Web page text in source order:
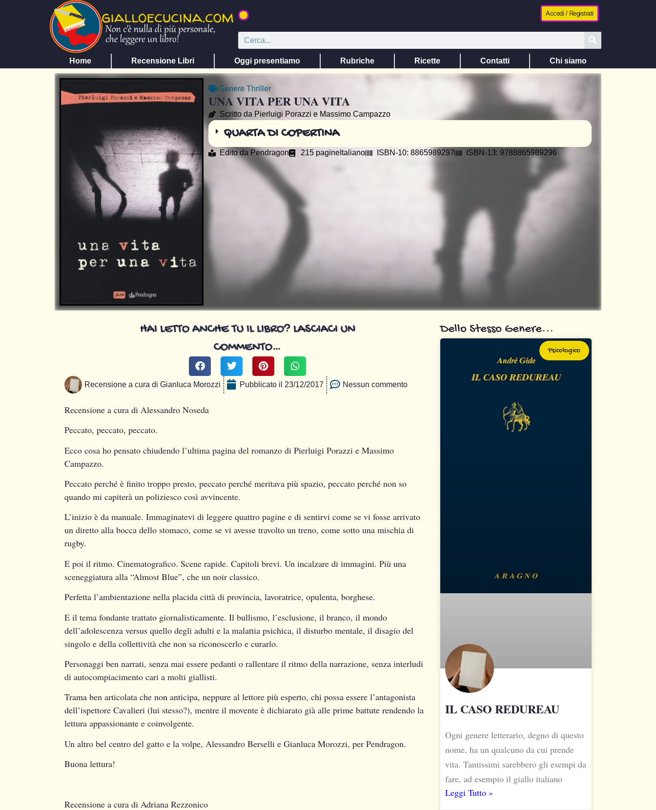
Accedi / Registrati
Home Recensione Libri Oggi presentiamo Rubriche Ricette Contatti Chi siamo
Genere Thriller
UNA VITA PER UNA VITA
Scritto da Pierluigi Porazzi e Massimo Campazzo
QUARTA DI COPERTINA
Edito da Pendragon 215 pagine Italiano ISBN-10: 8865989297 ISBN-13: 9788865989296
HAI LETTO ANCHE TU IL LIBRO? LASCIACI UN
COMMENTO…
Recensione a cura di Gianluca Morozzi Pubblicato il 23/12/2017 Nessun commento
Recensione a cura di Alessandro Noseda
Peccato, peccato, peccato.
Ecco cosa ho pensato chiudendo l’ultima pagina del romanzo di Pierluigi Porazzi e Massimo
Campazzo.
Peccato perché è finito troppo presto, peccato perché meritava più spazio, peccato perché non so
quando mi capiterà un poliziesco così avvincente.
L’inizio è da manuale. Immaginatevi di leggere quattro pagine e di sentirvi come se vi fosse arrivato
un diretto alla bocca dello stomaco, come se vi avesse travolto un treno, come sotto una mischia di
rugby.
E poi il ritmo. Cinematografico. Scene rapide. Capitoli brevi. Un incalzare di immagini. Più una
sceneggiatura alla “Almost Blue”, che un noir classico.
Perfetta l’ambientazione nella placida città di provincia, lavoratrice, opulenta, borghese.
E il tema fondante trattato giornalisticamente. Il bullismo, l’esclusione, il branco, il mondo
dell’adolescenza versus quello degli adulti e la malattia psichica, il disturbo mentale, il disagio del
singolo e della collettività che non sa riconoscerlo e curarlo.
Personaggi ben narrati, senza mai essere pedanti o rallentare il ritmo della narrazione, senza interludi
di autocompiacimento cari a molti giallisti.
Trama ben articolata che non anticipa, neppure al lettore più esperto, chi possa essere l’antagonista
dell’ispettore Cavalieri (lui stesso?), mentre il movente è dichiarato già alle prime battute rendendo la
lettura appassionante e coinvolgente.
Un altro bel centro del gatto e la volpe, Alessandro Berselli e Gianluca Morozzi, per Pendragon.
Buona lettura!
Recensione a cura di Adriana Rezzonico
Dello Stesso Genere...
Psicologico
IL CASO REDUREAU
Ogni genere letterario, degno di questo
nome, ha un qualcuno da cui prende
vita. Tantissimi sarebbero gli esempi da
fare, ad esempio il giallo italiano
Leggi Tutto »